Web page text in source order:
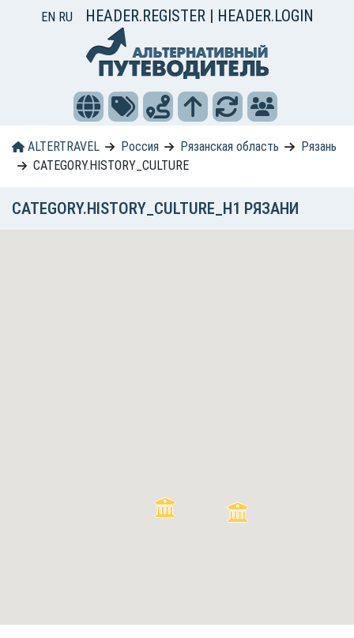
EN RU HEADER.REGISTER | HEADER.LOGIN
ALTERTRAVEL Россия Рязанская область
Рязань
CATEGORY.HISTORY_CULTURE
CATEGORY.HISTORY_CULTURE_H1 РЯЗАНИ